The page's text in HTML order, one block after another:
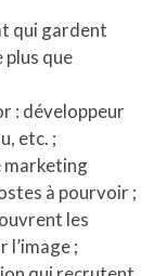
qui gardent
plus que
: développeur
etc. ;
marketing
à pourvoir ;
les
l’image ;